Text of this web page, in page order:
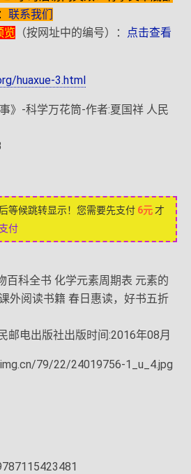
联系我们
览 （按网址中的编号）： 点击查看
huaxue-3.html
》-科学万花筒-作者:夏国祥 人民
等候跳转显示！您需要先支付 6元 才
付
百科全书 化学元素周期表 元素的
外阅读书籍 春日惠读，好书五折
邮电出版社出版时间:2016年08月